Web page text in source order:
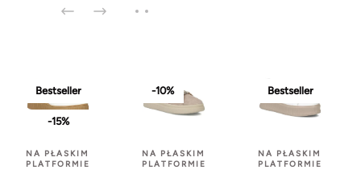
Bestseller
-15%
NA PŁASKIM
PLATFORMIE
-10%
NA PŁASKIM
PLATFORMIE
Bestseller
NA PŁASKIM
PLATFORMIE